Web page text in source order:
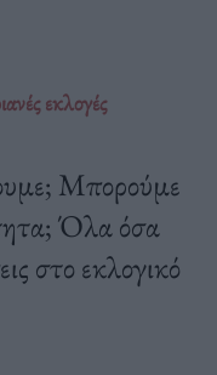
εκλογές
Μπορούμε
Όλα όσα
στο εκλογικό